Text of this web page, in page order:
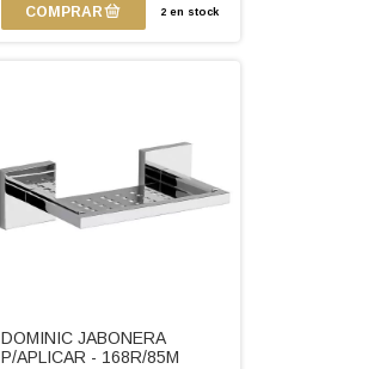
2en stock
DOMINIC JABONERA
P/APLICAR - 168R/85M